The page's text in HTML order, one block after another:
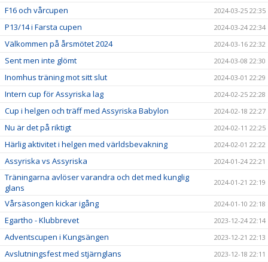
F16 och vårcupen 2024-03-25 22:35
P13/14 i Farsta cupen 2024-03-24 22:34
Välkommen på årsmötet 2024 2024-03-16 22:32
Sent men inte glömt 2024-03-08 22:30
Inomhus träning mot sitt slut 2024-03-01 22:29
Intern cup för Assyriska lag 2024-02-25 22:28
Cup i helgen och träff med Assyriska Babylon 2024-02-18 22:27
Nu är det på riktigt 2024-02-11 22:25
Härlig aktivitet i helgen med världsbevakning 2024-02-01 22:22
Assyriska vs Assyriska 2024-01-24 22:21
Träningarna avlöser varandra och det med kunglig
glans
2024-01-21 22:19
Vårsäsongen kickar igång 2024-01-10 22:18
Egartho - Klubbrevet 2023-12-24 22:14
Adventscupen i Kungsängen 2023-12-21 22:13
Avslutningsfest med stjärnglans 2023-12-18 22:11